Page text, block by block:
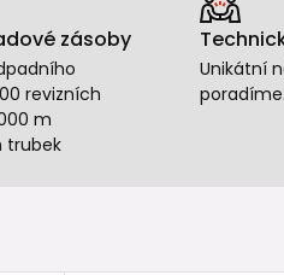
zásoby
revizních
m
trubek
Unikátní
poradíme.